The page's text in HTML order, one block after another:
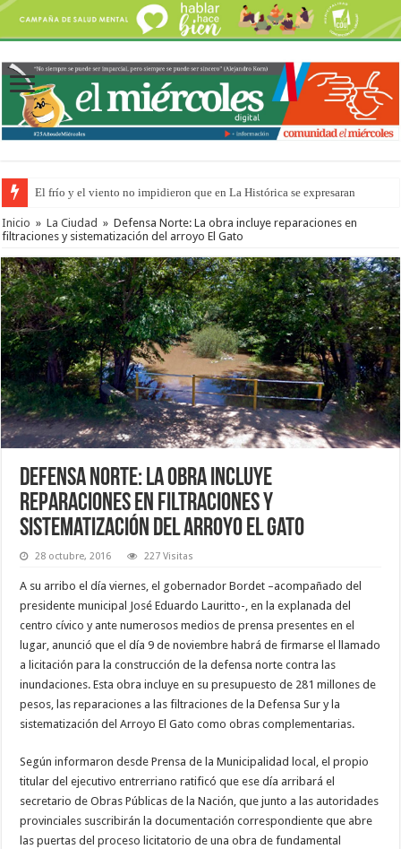
El frío y el viento no impidieron que en La Histórica se expresaran
Inicio » La Ciudad » Defensa Norte: La obra incluye reparaciones en
filtraciones y sistematización del arroyo El Gato
Defensa Norte: La obra incluye
reparaciones en filtraciones y
sistematización del arroyo El Gato
28 octubre, 2016 227 Visitas
A su arribo el día viernes, el gobernador Bordet –acompañado del
presidente municipal José Eduardo Lauritto-, en la explanada del
centro cívico y ante numerosos medios de prensa presentes en el
lugar, anunció que el día 9 de noviembre habrá de firmarse el llamado
a licitación para la construcción de la defensa norte contra las
inundaciones. Esta obra incluye en su presupuesto de 281 millones de
pesos, las reparaciones a las filtraciones de la Defensa Sur y la
sistematización del Arroyo El Gato como obras complementarias.
Según informaron desde Prensa de la Municipalidad local, el propio
titular del ejecutivo entrerriano ratificó que ese día arribará el
secretario de Obras Públicas de la Nación, que junto a las autoridades
provinciales suscribirán la documentación correspondiente que abre
las puertas del proceso licitatorio de una obra de fundamental